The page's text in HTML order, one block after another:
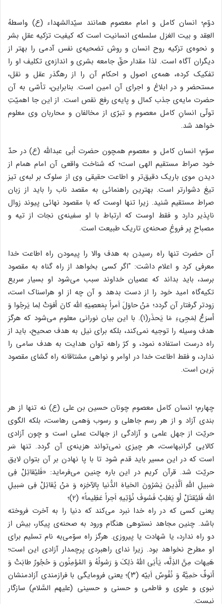
دوّم؛ انسان کامل و امام معصوم همانند سیّدالشهداء (ع) واسطهُ
العِقد و بیت الغزل سلسله‌ی انسانیت است که کیفیت تزکیه عقلِ بشر
و نحوه‌ی تزکیه روح انسان و روش تضحیه‌ی نفس آدمی را بهتر از
دیگران آگاه است. لذا مقدار حقّ جامعه بشری و اندازه‌ی تکلیف او را
تفکیک کرده، همه‌ی اصول و احکام آن را از رهگذر عقل و نقل،
مستحضر و در ابلاغ و اجرای آن امین است. بنابراین، تأسّی به آن
حضرت مایه‌ی جذب کمال و پایه‌ی رفع نقص است. از این جا اهمیّتِ
تولّی انسانِ کامل معصوم و تبرّی از مخالفان و محاربان وی معلوم
خواهد شد.
سوّم؛ انسان کامل و معصوم همچون حضرت أبی عبدالله (ع) در حدّ
خود صراط مستقیم الهی است؛ که شناخت واقعی آن امام همام از
دیدن موی باریک دقیق‌تر و اطاعت حقیقی وی از سلوک بر لبه‌ی تیز
تیغ دشوارتر است. بهترین راهنمائی به مقصد ناب را باید از زبان
صراط مستقیم شنید. زیرا تنها اوست که با مقصود نهائی پیوند زوال
ناپذیر دارد و فقط اوست که ارتباط با او سفینه‌ی نجات از تیه و
مصباحِ پر فروغِ صحنه‌ی تاریک طبیعت است.
آن حضرت تنها راه رسیدن به هدف والا را پیمودن راه اطاعت خدا
معرفی کرد و اعلام داشت: "اگر کسی بخواهد از راه گناه به مقصود
برسد، باید بداند که عصیان خداوند سبب می‌شود او بسیار سریع
تکیه‌گاه امید خود را از دست بدهد و آن چه از او هراسناک است،
زودتر گرفتار آن گردد؛ مَنْ حاوَلَ اَمراً بِمَعصِیَهِ الله کانَ‌ أفوَتْ لِما یَرجُوا وَ
أسرَعْ لِمَجِیءِ مَا یَحذَر(۱). با این بیان نورانی معلوم می‌شود که هرگز
هدف وسیله را توجیه نمی‌کند، بلکه برای نیل به هدف صحیح، باید از
راه درست استفاده نمود، و کژ راهه توان هدایت به هدف سامی را
ندارد، و فقط اطاعت خدا در اوامر و نواهی مشتاقانه راه گشای مقصود
بَرین است.
چهارم؛ انسان کامل معصوم چونان حسین بن علی (ع) نه تنها از هر
بندی آزاد و از هر رسم جاهلی و رسوب وَهمی رهاست، بلکه الگوی
حریّت از جهل علمی و آزادگی از جهالت عملی است و چون آزادی
کالایی گرانبهاست، هر چیزی نمی‌تواند هزینه‌ی آن گردد. تنها سَر
است که در این مسیر باید قدم شود تا با پا نهادن بر آن بتوان لایق
حریّت شد. قرآن کریم در این باره چنین می‌فرماید: «فَلیُقاتِلْ فِی
سَبیلِ اللهِ اَلَّذِینَ یَشرُونَ الحَیاهَ الدُّنیا بِالآخِرَه وَ مَنْ یُقاتِلْ فِی سَبیلِ
الله فَلیُقتَلْ أو یَغلِبْ فَسُوفَ نُؤتِیهِ اَجراً عَظِیماً» (2)؛
یعنی کسی که در راه خدا نبرد می‌کند که دنیا را به آخرت فروخته
باشد. چنین مجاهد نستوهی هنگام ورود به صحنه‌ی پیکار، بیش از
دو راه ندارد، یا شهادت یا پیروزی. هرگز راه سوّمی‌به نام تسلیم برای
او مطرح نخواهد بود. زیرا ندای راهبردی پرچمدار آزادی این است؛
هَیهات مِنَّ الذِلَّه، یَأبَی اللهُ ذلِکَ وَ رَسُولُهُ وَ المُؤمِنُون وَ حُجُور‏ٌ طابَتْ وَ
أنوفٌ حَمِیَّهٌ‌ وَ نُفُوسٌ اَبیّه (۳)؛ یعنی فرومایگی با فرازمندی آزادمنشان
نبوی و علوی و فاطمی و حسنی و حسینی (علیهم السَّلام) سازگار
نیست.